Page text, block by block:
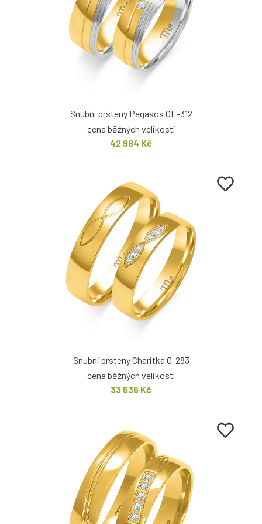
Snubní prsteny Pegasos OE-312
cena běžných velikostí
42 984 Kč
Snubní prsteny Charitka O-283
cena běžných velikostí
33 536 Kč